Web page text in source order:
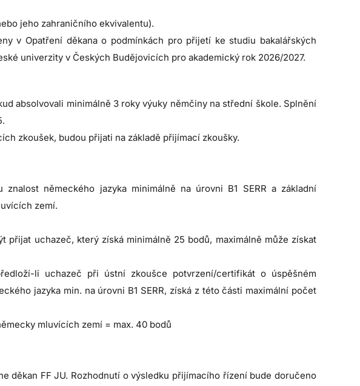
jeho zahraničního ekvivalentu).
v Opatření děkana o podmínkách pro přijetí ke studiu bakalářských
univerzity v Českých Budějovicích pro akademický rok 2026/2027.
absolvovali minimálně 3 roky výuky němčiny na střední škole. Splnění
zkoušek, budou přijati na základě přijímací zkoušky.
německého jazyka minimálně na úrovni B1 SERR a základní
zemí.
přijat uchazeč, který získá minimálně 25 bodů, maximálně může získat
li uchazeč při ústní zkoušce potvrzení/certifikát o úspěšném
jazyka min. na úrovni B1 SERR, získá z této části maximální počet
mluvících zemí = max. 40 bodů
děkan FF JU. Rozhodnutí o výsledku přijímacího řízení bude doručeno